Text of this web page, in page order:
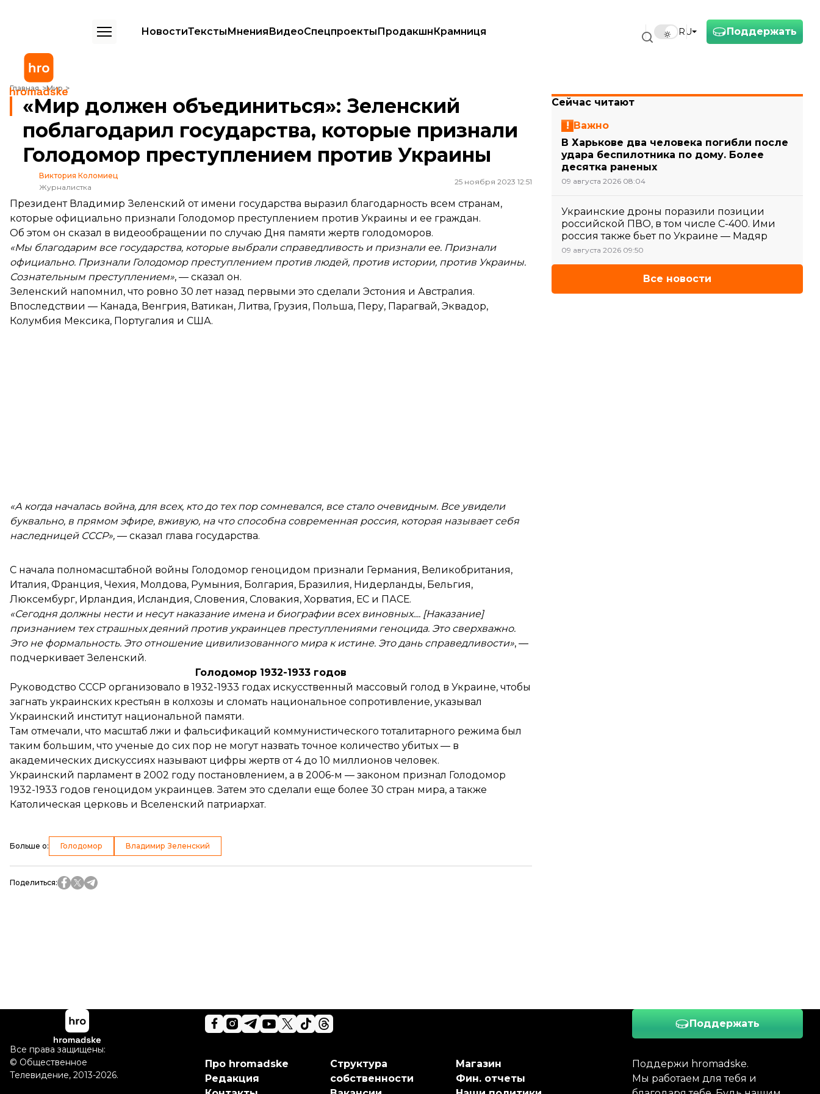
Поддержать
RU
НовостиТекстыМненияВидеоСпецпроектыПродакшнКрамниця
Главная Мир
«Мир должен объединиться»: Зеленский поблагодарил государства, которые признали Голодомор преступлением против Украины
«Мир должен объединиться»: Зеленский
поблагодарил государства, которые признали
Голодомор преступлением против Украины
Виктория Коломиец
Журналистка
25 ноября 2023 12:51
Президент Владимир Зеленский от имени государства выразил благодарность всем странам,
которые официально признали Голодомор преступлением против Украины и ее граждан.
Об этом он сказал в видеообращении по случаю Дня памяти жертв голодоморов.
«Мы благодарим все государства, которые выбрали справедливость и признали ее. Признали
официально. Признали Голодомор преступлением против людей, против истории, против Украины.
Сознательным преступлением», — сказал он.
Зеленский напомнил, что ровно 30 лет назад первыми это сделали Эстония и Австралия.
Впоследствии — Канада, Венгрия, Ватикан, Литва, Грузия, Польша, Перу, Парагвай, Эквадор,
Колумбия Мексика, Португалия и США.
«А когда началась война, для всех, кто до тех пор сомневался, все стало очевидным. Все увидели
буквально, в прямом эфире, вживую, на что способна современная россия, которая называет себя
наследницей СССР», — сказал глава государства.
С начала полномасштабной войны Голодомор геноцидом признали Германия, Великобритания,
Италия, Франция, Чехия, Молдова, Румыния, Болгария, Бразилия, Нидерланды, Бельгия,
Люксембург, Ирландия, Исландия, Словения, Словакия, Хорватия, ЕС и ПАСЕ.
«Сегодня должны нести и несут наказание имена и биографии всех виновных.... [Наказание]
признанием тех страшных деяний против украинцев преступлениями геноцида. Это сверхважно.
Это не формальность. Это отношение цивилизованного мира к истине. Это дань справедливости», —
подчеркивает Зеленский.
Голодомор 1932-1933 годов
Руководство СССР организовало в 1932-1933 годах искусственный массовый голод в Украине, чтобы
загнать украинских крестьян в колхозы и сломать национальное сопротивление, указывал
Украинский институт национальной памяти.
Там отмечали, что масштаб лжи и фальсификаций коммунистического тоталитарного режима был
таким большим, что ученые до сих пор не могут назвать точное количество убитых — в
академических дискуссиях называют цифры жертв от 4 до 10 миллионов человек.
Украинский парламент в 2002 году постановлением, а в 2006-м — законом признал Голодомор
1932-1933 годов геноцидом украинцев. Затем это сделали еще более 30 стран мира, а также
Католическая церковь и Вселенский патриархат.
Больше о: Голодомор Владимир Зеленский
Поделиться:
Сейчас читают
Важно
В Харькове два человека погибли после
удара беспилотника по дому. Более
десятка раненых
09 августа 2026 08:04
Украинские дроны поразили позиции
российской ПВО, в том числе С-400. Ими
россия также бьет по Украине — Мадяр
09 августа 2026 09:50
Все новости
Поддержать
Поддержи hromadske.
Мы работаем для тебя и
Про hromadske
Редакция
Структура
собственности
Магазин
Фин. отчеты
Все права защищены:
© Общественное
Телевидение, 2013-2026.